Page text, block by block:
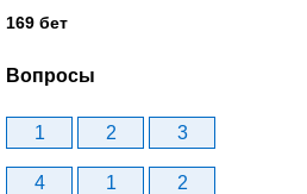
169 бет
Вопросы
1 2 3
4 1 2